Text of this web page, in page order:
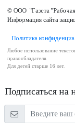
© ООО "Газета
Информация сайта
Политика
Любое использование
правообладателя.
Для детей старше 16 лет.
Подписаться на